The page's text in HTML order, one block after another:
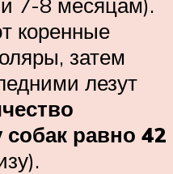
коренные
затем
лезут
равно 42